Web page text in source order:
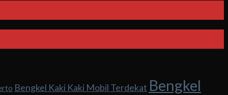
Bengkel Kaki Kaki Mobil Terdekat Bengkel